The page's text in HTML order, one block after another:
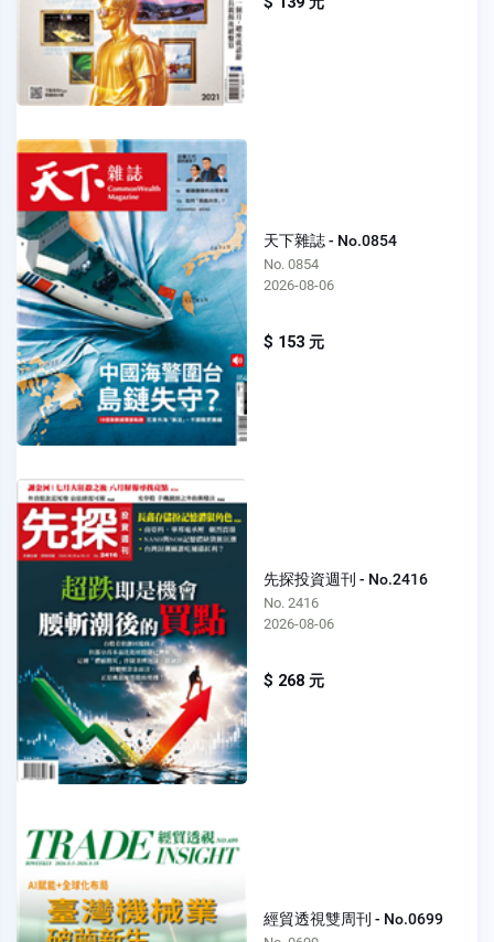
天下雜誌 - No.0854
No. 0854
2026-08-06
$ 153 元
先探投資週刊 - No.2416
No. 2416
2026-08-06
$ 268 元
經貿透視雙周刊 - No.0699